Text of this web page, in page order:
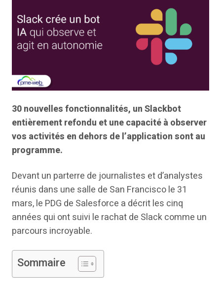
30 nouvelles fonctionnalités, un Slackbot
entièrement refondu et une capacité à observer
vos activités en dehors de l’application sont au
programme.
Devant un parterre de journalistes et d’analystes
réunis dans une salle de San Francisco le 31
mars, le PDG de Salesforce a décrit les cinq
années qui ont suivi le rachat de Slack comme un
parcours incroyable.
Sommaire